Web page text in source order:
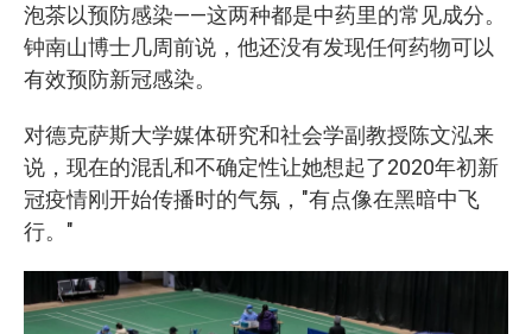
泡茶以预防感染——这两种都是中药里的常见成分。
钟南山博士几周前说，他还没有发现任何药物可以
有效预防新冠感染。
对德克萨斯大学媒体研究和社会学副教授陈文泓来
说，现在的混乱和不确定性让她想起了2020年初新
冠疫情刚开始传播时的气氛，"有点像在黑暗中飞
行。"